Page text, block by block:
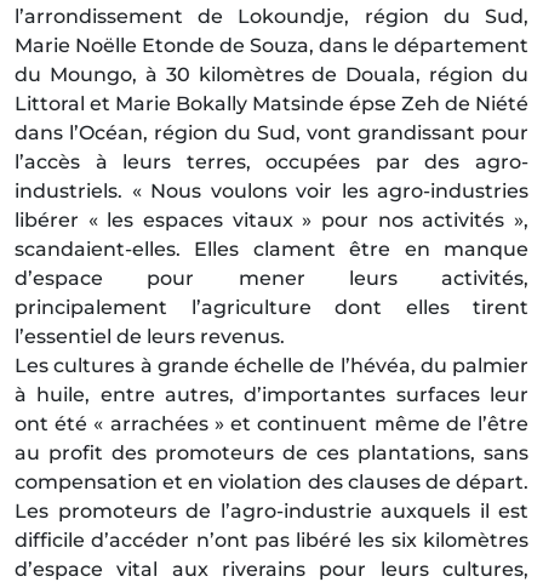
l’arrondissement de Lokoundje, région du Sud,
Marie Noëlle Etonde de Souza, dans le département
du Moungo, à 30 kilomètres de Douala, région du
Littoral et Marie Bokally Matsinde épse Zeh de Niété
dans l’Océan, région du Sud, vont grandissant pour
l’accès à leurs terres, occupées par des agro-
industriels. « Nous voulons voir les agro-industries
libérer « les espaces vitaux » pour nos activités »,
scandaient-elles. Elles clament être en manque
d’espace pour mener leurs activités,
principalement l’agriculture dont elles tirent
l’essentiel de leurs revenus.
Les cultures à grande échelle de l’hévéa, du palmier
à huile, entre autres, d’importantes surfaces leur
ont été « arrachées » et continuent même de l’être
au profit des promoteurs de ces plantations, sans
compensation et en violation des clauses de départ.
Les promoteurs de l’agro-industrie auxquels il est
difficile d’accéder n’ont pas libéré les six kilomètres
d’espace vital aux riverains pour leurs cultures,